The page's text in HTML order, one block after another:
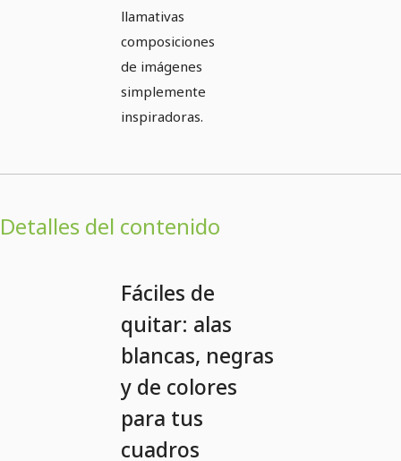
llamativas
composiciones
de imágenes
simplemente
inspiradoras.
Detalles del contenido
Fáciles de
quitar: alas
blancas, negras
y de colores
para tus
cuadros